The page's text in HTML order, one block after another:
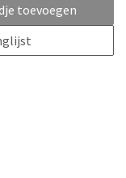
toevoegen